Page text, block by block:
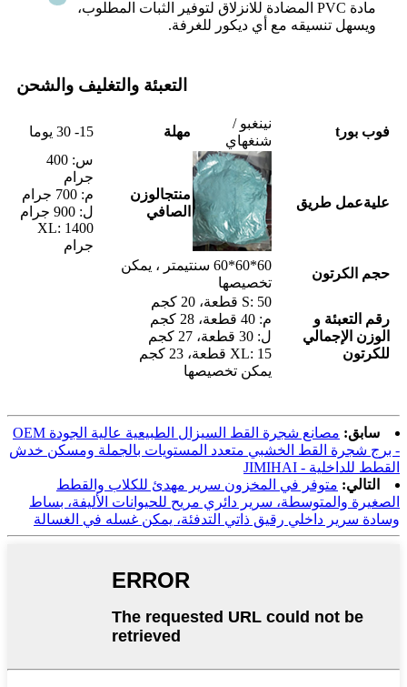
مادة PVC المضادة للانزلاق لتوفير الثبات المطلوب،
ويسهل تنسيقه مع أي ديكور للغرفة.
التعبئة والتغليف والشحن
فوب بور t
نينغبو /
شنغهاي
مهلة 15- 30 يوما
عليةعمل طريق
منتجالوزن
الصافي
س: 400
جرام
م: 700 جرام
ل: 900 جرام
XL: 1400
جرام
حجم الكرتون
60*60*60 سنتيمتر ، يمكن
تخصيصها
رقم التعبئة و
الوزن الإجمالي
للكرتون
S: 50 قطعة، 20 كجم
م: 40 قطعة، 28 كجم
ل: 30 قطعة، 27 كجم
XL: 15 قطعة، 23 كجم
يمكن تخصيصها
سابق:
مصانع شجرة القط السيزال الطبيعية عالية الجودة OEM
- برج شجرة القط الخشبي متعدد المستويات بالجملة ومسكن خدش
القطط للداخلية - JIMIHAI
التالي: متوفر في المخزون سرير مهدئ للكلاب والقطط
الصغيرة والمتوسطة، سرير دائري مريح للحيوانات الأليفة، بساط
وسادة سرير داخلي رقيق ذاتي التدفئة، يمكن غسله في الغسالة